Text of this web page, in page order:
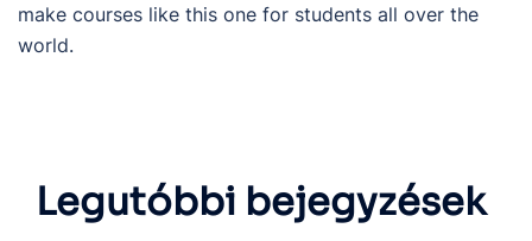
make courses like this one for students all over the
world.
Legutóbbi bejegyzések